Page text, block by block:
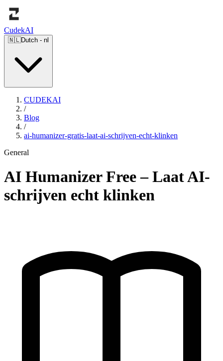
CudekAI
🇳🇱Dutch - nl
CUDEKAI
/
Blog
/
ai-humanizer-gratis-laat-ai-schrijven-echt-klinken
General
AI Humanizer Free – Laat AI-
schrijven echt klinken